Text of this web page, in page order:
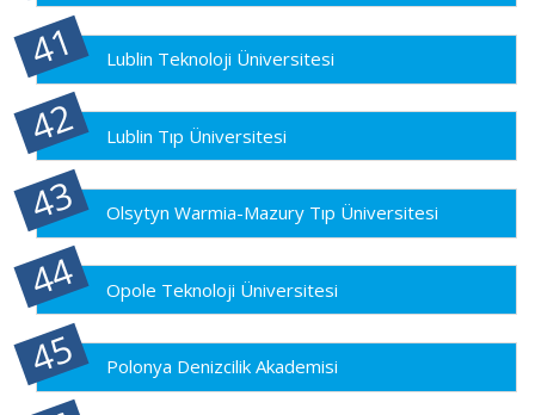
Lublin Teknoloji Üniversitesi
Lublin Tıp Üniversitesi
Olsytyn Warmia-Mazury Tıp Üniversitesi
Opole Teknoloji Üniversitesi
Polonya Denizcilik Akademisi